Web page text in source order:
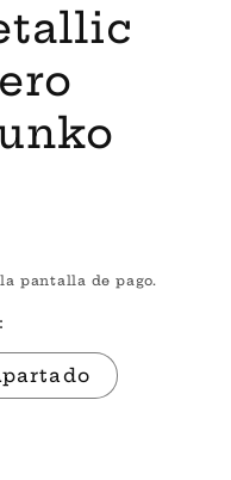
pantalla de pago.